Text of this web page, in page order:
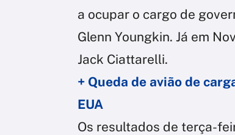
a ocupar o cargo de
Glenn Youngkin. Já em
Jack Ciattarelli.
+ Queda de avião de
EUA
Os resultados de terça-